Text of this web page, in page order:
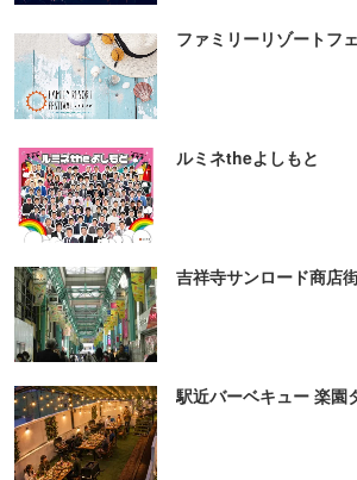
ファミリーリゾートフ
ルミネtheよしもと
吉祥寺サンロード商店
駅近バーベキュー 楽園